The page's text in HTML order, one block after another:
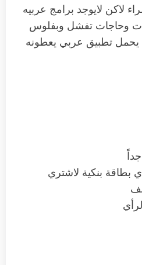
لاكن لايوجد برامج عربيه
وحاجات تفشل وبفلوس
يحمل تطبيق عربي يعطونه
بطاقة بنكية لاشتري